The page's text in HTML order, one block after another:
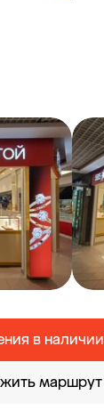
в наличии
маршрут